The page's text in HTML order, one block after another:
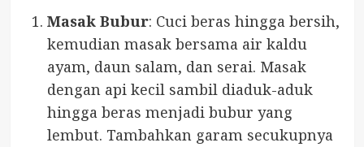
Masak Bubur: Cuci beras hingga bersih,
kemudian masak bersama air kaldu
ayam, daun salam, dan serai. Masak
dengan api kecil sambil diaduk-aduk
hingga beras menjadi bubur yang
lembut. Tambahkan garam secukupnya